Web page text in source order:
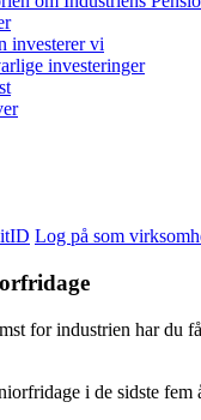
investerer vi
investeringer
Log på som
for industrien har du
i de sidste fem